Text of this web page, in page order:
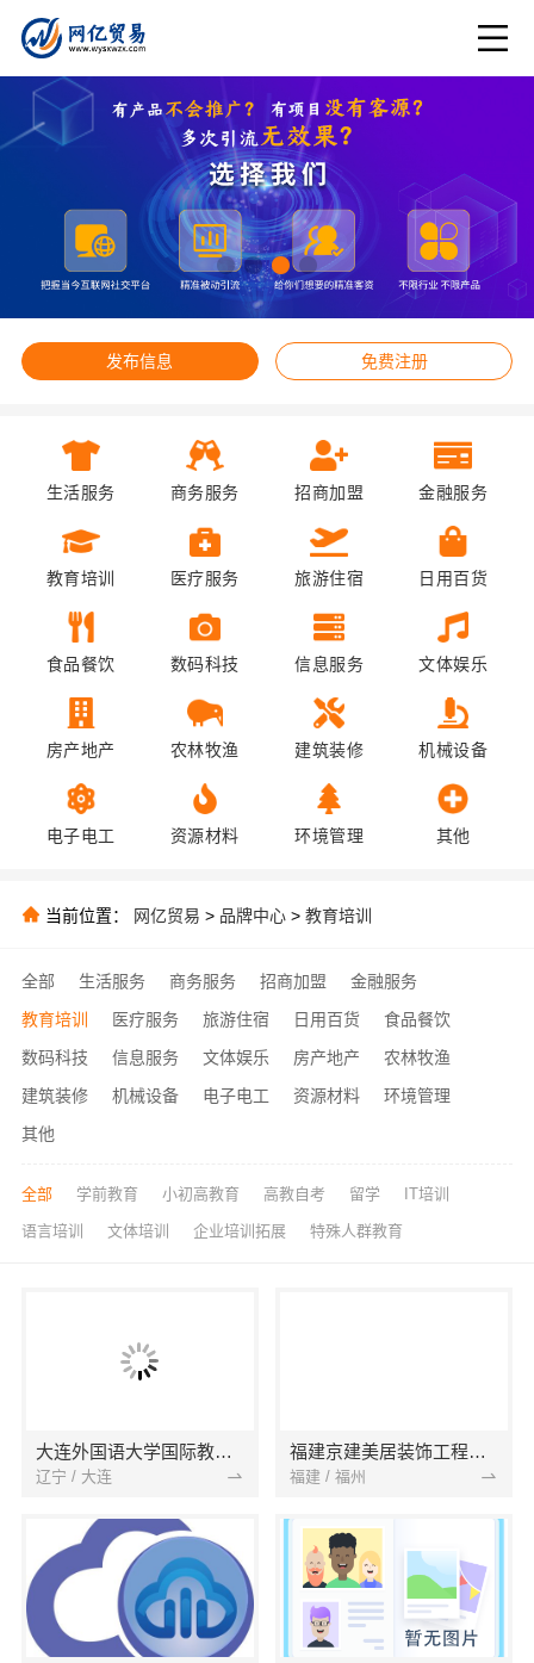
发布信息 免费注册
生活服务 商务服务 招商加盟 金融服务
教育培训 医疗服务 旅游住宿 日用百货
食品餐饮 数码科技 信息服务 文体娱乐
房产地产 农林牧渔 建筑装修 机械设备
电子电工 资源材料 环境管理 其他
当前位置： 网亿贸易 > 品牌中心 > 教育培训
全部 生活服务 商务服务 招商加盟
金融服务
教育培训
医疗服务 旅游住宿 日用百货
食品餐饮
数码科技
信息服务 文体娱乐 房产地产
农林牧渔
建筑装修
机械设备 电子电工 资源材料
环境管理
其他
全部 学前教育 小初高教育 高教自考 留学 IT培训
语言培训 文体培训 企业培训拓展 特殊人群教育
大连外国语大学国际教育学院
辽宁 / 大连
福建京建美居装饰工程有限公司
福建 / 福州